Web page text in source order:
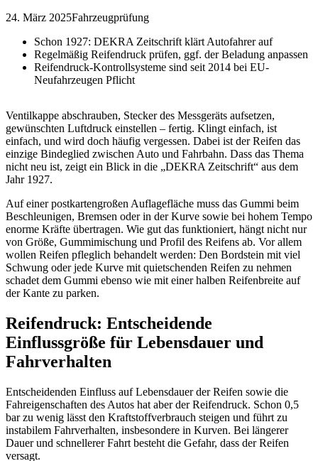
24. März 2025Fahrzeugprüfung
Schon 1927: DEKRA Zeitschrift klärt Autofahrer auf
Regelmäßig Reifendruck prüfen, ggf. der Beladung anpassen
Reifendruck-Kontrollsysteme sind seit 2014 bei EU-
Neufahrzeugen Pflicht
Ventilkappe abschrauben, Stecker des Messgeräts aufsetzen,
gewünschten Luftdruck einstellen – fertig. Klingt einfach, ist
einfach, und wird doch häufig vergessen. Dabei ist der Reifen das
einzige Bindeglied zwischen Auto und Fahrbahn. Dass das Thema
nicht neu ist, zeigt ein Blick in die „DEKRA Zeitschrift“ aus dem
Jahr 1927.
Auf einer postkartengroßen Auflagefläche muss das Gummi beim
Beschleunigen, Bremsen oder in der Kurve sowie bei hohem Tempo
enorme Kräfte übertragen. Wie gut das funktioniert, hängt nicht nur
von Größe, Gummimischung und Profil des Reifens ab. Vor allem
wollen Reifen pfleglich behandelt werden: Den Bordstein mit viel
Schwung oder jede Kurve mit quietschenden Reifen zu nehmen
schadet dem Gummi ebenso wie mit einer halben Reifenbreite auf
der Kante zu parken.
Reifendruck: Entscheidende
Einflussgröße für Lebensdauer und
Fahrverhalten
Entscheidenden Einfluss auf Lebensdauer der Reifen sowie die
Fahreigenschaften des Autos hat aber der Reifendruck. Schon 0,5
bar zu wenig lässt den Kraftstoffverbrauch steigen und führt zu
instabilem Fahrverhalten, insbesondere in Kurven. Bei längerer
Dauer und schnellerer Fahrt besteht die Gefahr, dass der Reifen
versagt.